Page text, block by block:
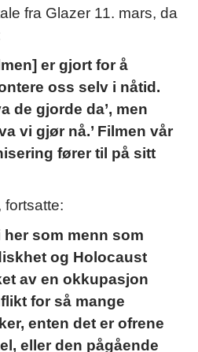
fra Glazer 11. mars, da
er gjort for å
oss selv i nåtid.
de gjorde da’, men
vi gjør nå.’ Filmen vår
fører til på sitt
fortsatte:
som menn som
og Holocaust
av en okkupasjon
for så mange
enten det er ofrene
eller den pågående